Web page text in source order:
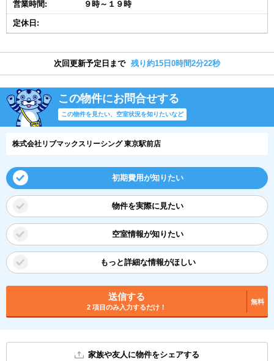
営業時間: ９時～１９時
定休日:
次回更新予定日まで 残り約15日0時間2分21秒
この物件にお問合せする
この物件を見たい、空室状況を知りたいなど
株式会社リブマックスリーシング 東京駅前店
初期費用が知りたい
物件を実際に見たい
空室情報が知りたい
もっと詳細な情報がほしい
送信する
2 項目のみ入力するだけ！
無料
家族や友人に物件をシェアする